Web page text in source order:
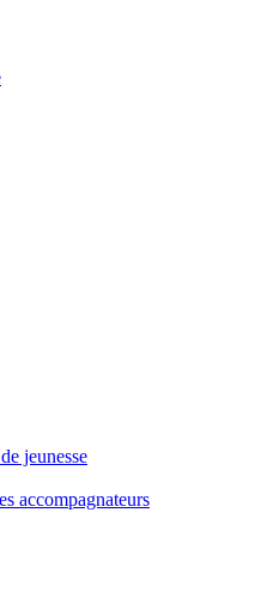
jeunesse
accompagnateurs